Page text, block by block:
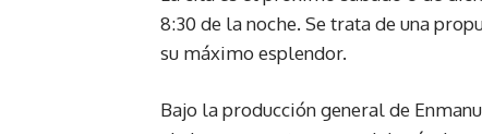
8:30 de la noche. Se trata de una
su máximo esplendor.
Bajo la producción general de